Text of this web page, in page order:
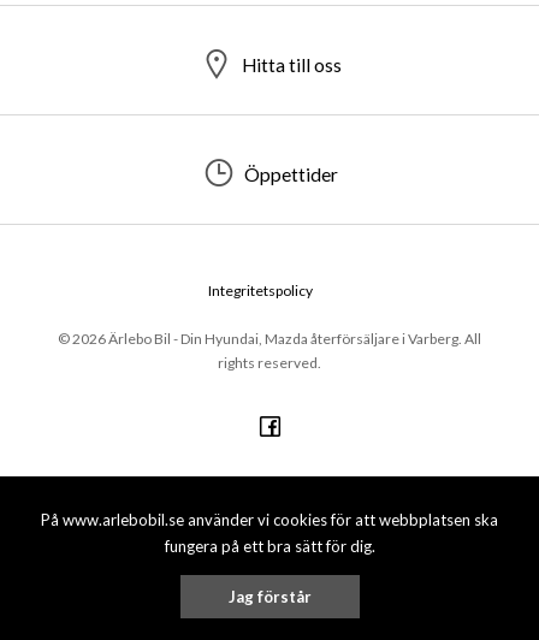
På www.arlebobil.se använder vi cookies för att webbplatsen ska
fungera på ett bra sätt för dig.
Jag förstår
Hitta till oss
Öppettider
© 2026 Ärlebo Bil - Din Hyundai, Mazda återförsäljare i Varberg. All
rights reserved.
Integritetspolicy